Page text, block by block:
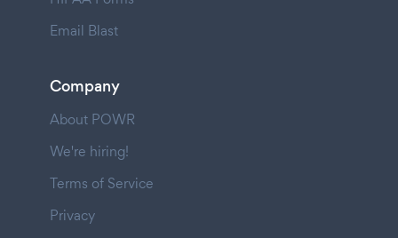
Email Blast
Company
About POWR
We're hiring!
Terms of Service
Privacy